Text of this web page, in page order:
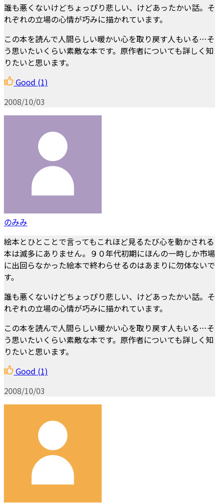
誰も悪くないけどちょっぴり悲しい、けどあったかい話。そ
れぞれの立場の心情が巧みに描かれています。
この本を読んで人間らしい暖かい心を取り戻す人もいる…そ
う思いたいくらい素敵な本です。原作者についても詳しく知
りたいと思います。
Good (1)
2008/10/03
のみみ
絵本とひとことで言ってもこれほど見るたび心を動かされる
本は滅多にありません。９０年代初期にほんの一時しか市場
に出回らなかった絵本で終わらせるのはあまりに勿体ないで
す。
誰も悪くないけどちょっぴり悲しい、けどあったかい話。そ
れぞれの立場の心情が巧みに描かれています。
この本を読んで人間らしい暖かい心を取り戻す人もいる…そ
う思いたいくらい素敵な本です。原作者についても詳しく知
りたいと思います。
Good (1)
2008/10/03